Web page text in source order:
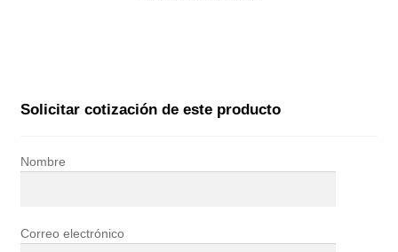
Solicitar cotización de este producto
Nombre
Correo electrónico